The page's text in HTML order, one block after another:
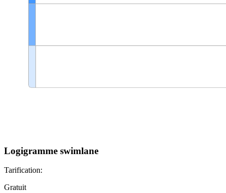
Logigramme swimlane
Tarification:
Gratuit